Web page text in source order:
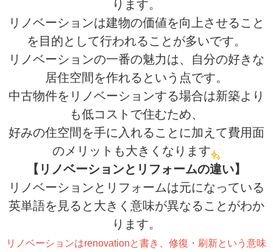
ります。
リノベーションは建物の価値を向上させること
を目的として行われることが多いです。
リノベーションの一番の魅力は、自分の好きな
居住空間を作れるという点です。
中古物件をリノベーションする場合は新築より
も低コストで住むため、
好みの住空間を手に入れることに加えて費用面
のメリットも大きくなります
【リノベーションとリフォームの違い】
リノベーションとリフォームは元になっている
英単語を見ると大きく意味が異なることがわか
ります。
リノベーションはrenovationと書き、修復・刷新という意味